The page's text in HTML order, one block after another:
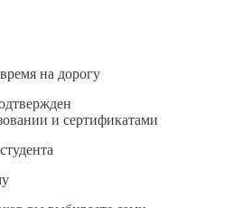
на дорогу
и сертификатами